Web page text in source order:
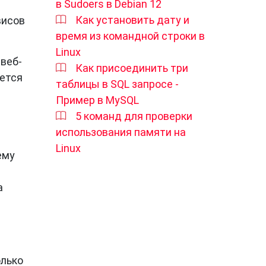
в Sudoers в Debian 12
Как установить дату и
время из командной строки в
Linux
Как присоединить три
таблицы в SQL запросе -
Пример в MySQL
5 команд для проверки
использования памяти на
Linux